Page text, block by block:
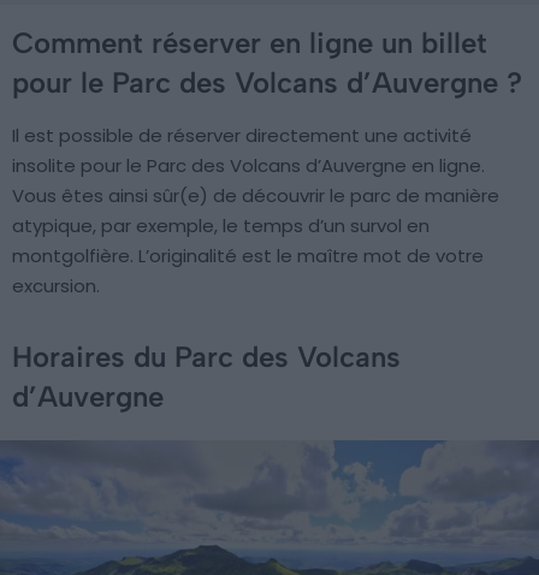
Comment réserver en ligne un billet
pour le Parc des Volcans d’Auvergne ?
Il est possible de réserver directement une activité
insolite pour le Parc des Volcans d’Auvergne en ligne.
Vous êtes ainsi sûr(e) de découvrir le parc de manière
atypique, par exemple, le temps d’un survol en
montgolfière. L’originalité est le maître mot de votre
excursion.
Horaires du Parc des Volcans
d’Auvergne